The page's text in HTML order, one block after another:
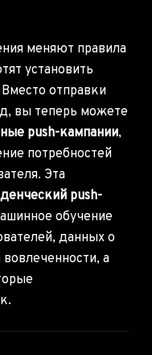
меняют правила
установить
отправки
вы теперь можете
push-кампании,
потребностей
Эта
push-
обучение
данных о
а